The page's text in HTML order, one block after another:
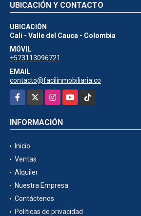
UBICACIÓN Y CONTACTO
UBICACIÓN
Cali - Valle del Cauca - Colombia
MÓVIL
+573113096721
EMAIL
contacto@facilinmobiliaria.co
Facebook
InstagramYouTubeTikTok
INFORMACIÓN
Inicio
Ventas
Alquiler
Nuestra Empresa
Contáctenos
Políticas de privacidad